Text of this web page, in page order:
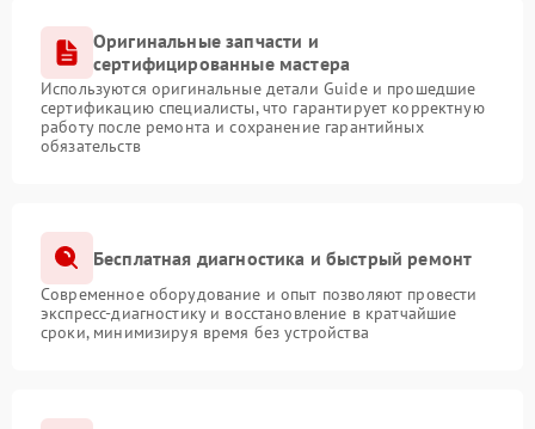
Оригинальные запчасти и
сертифицированные мастера
Используются оригинальные детали Guide и прошедшие
сертификацию специалисты, что гарантирует корректную
работу после ремонта и сохранение гарантийных
обязательств
Бесплатная диагностика и быстрый ремонт
Современное оборудование и опыт позволяют провести
экспресс-диагностику и восстановление в кратчайшие
сроки, минимизируя время без устройства